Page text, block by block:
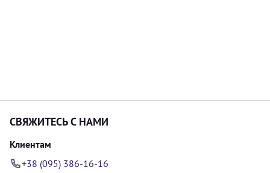
СВЯЖИТЕСЬ С НАМИ
Клиентам
+38 (095) 386-16-16